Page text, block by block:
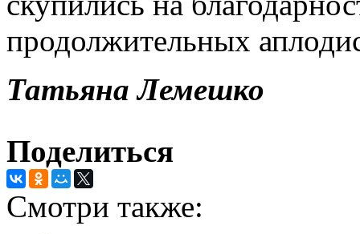
продолжительных
Татьяна Лемешко
Поделиться
Смотри также: